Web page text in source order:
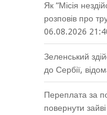
Як “Місія
розповів про
06.08.2026
Зеленський
до Сербії,
Переплата за
повернути